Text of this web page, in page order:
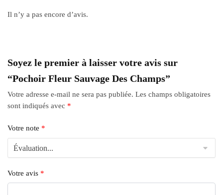
Il n’y a pas encore d’avis.
Soyez le premier à laisser votre avis sur
“Pochoir Fleur Sauvage Des Champs”
Votre adresse e-mail ne sera pas publiée. Les champs obligatoires
sont indiqués avec *
Votre note *
Votre avis *